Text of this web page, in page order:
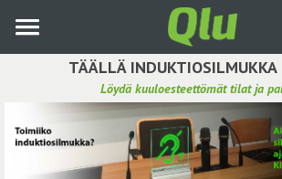
pääsisältöön
TÄÄLLÄ INDUKTIOSILMUKKA
Löydä kuuloesteettömät tilat ja
Etsi induktiosilmukka
Tee ehdotus ja vaikuta